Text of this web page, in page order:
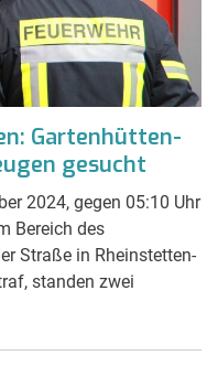
Gartenhütten-
gesucht
2024, gegen 05:10 Uhr
Bereich des
Straße in Rheinstetten-
standen zwei